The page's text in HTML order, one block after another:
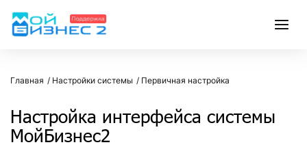
Главная Настройки системы Первичная настройка
Настройка интерфейса системы
МойБизнес2